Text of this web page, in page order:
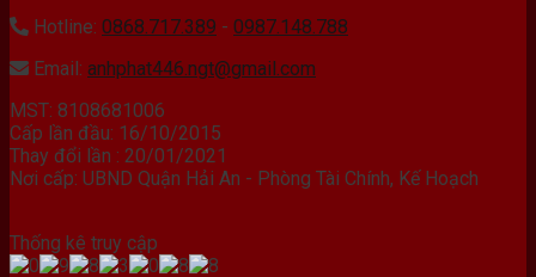
Hotline: 0868.717.389 - 0987.148.788
Email: anhphat446.ngt@gmail.com
MST: 8108681006
Cấp lần đầu: 16/10/2015
Thay đổi lần : 20/01/2021
Nơi cấp: UBND Quận Hải An - Phòng Tài Chính, Kế Hoạch
Thống kê truy cập